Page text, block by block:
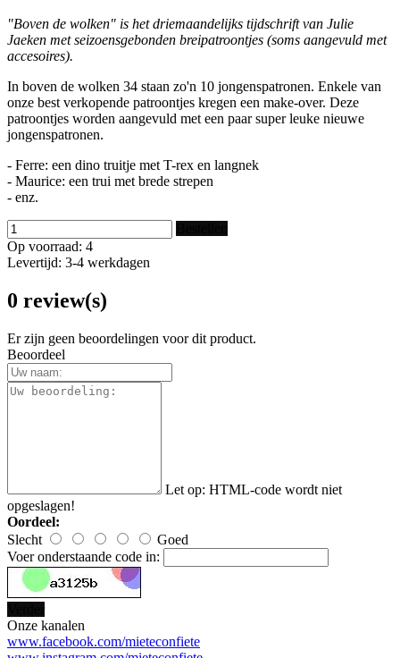
"Boven de wolken" is het driemaandelijks tijdschrift van Julie
Jaeken met seizoensgebonden breipatroontjes (soms aangevuld met
accesoires).
In boven de wolken 34 staan zo'n 10 jongenspatronen. Enkele van
onze best verkopende patroontjes kregen een make-over. Deze
patroontjes worden aangevuld met een paar super leuke nieuwe
jongenspatronen.
- Ferre: een dino truitje met T-rex en langnek
- Maurice: een trui met brede strepen
- enz.
Op voorraad: 4
Levertijd: 3-4 werkdagen
0 review(s)
Er zijn geen beoordelingen voor dit product.
Beoordeel
Let op: HTML-code wordt niet
opgeslagen!
Oordeel:
Slecht
Goed
Voer onderstaande code in:
Onze kanalen
www.facebook.com/mieteconfiete